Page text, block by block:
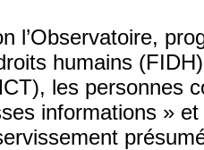
l’Observatoire,
humains
les personnes
informations »